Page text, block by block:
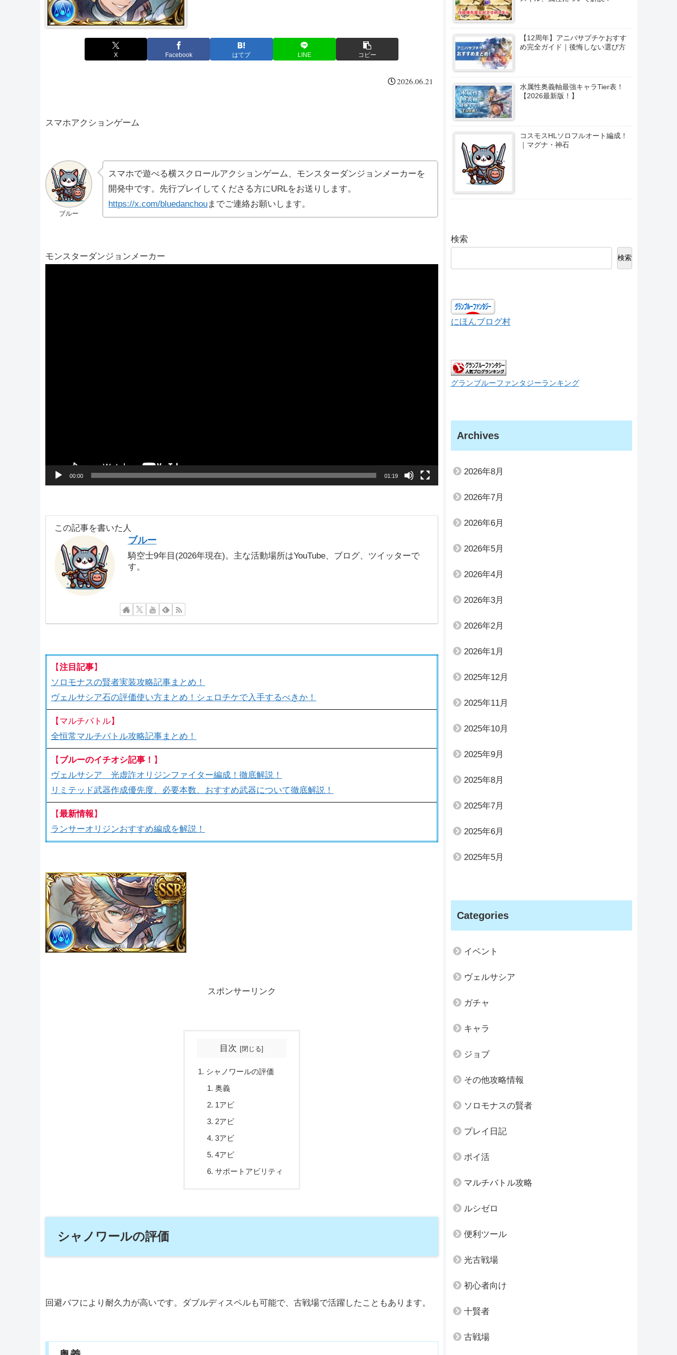
X Facebook はてブ LINE コピー
2026.06.21
スマホアクションゲーム
ブルー
スマホで遊べる横スクロールアクションゲーム、モンスターダンジョンメーカーを
開発中です。先行プレイしてくださる方にURLをお送りします。
https://x.com/bluedanchouまでご連絡お願いします。
モンスターダンジョンメーカー
00:00 01:19
この記事を書いた人
ブルー
騎空士9年目(2026年現在)。主な活動場所はYouTube、ブログ、ツイッターで
す。
【注目記事】
ソロモナスの賢者実装攻略記事まとめ！
ヴェルサシア石の評価使い方まとめ！シェロチケで入手するべきか！
【マルチバトル】
全恒常マルチバトル攻略記事まとめ！
【 ブルーのイチオシ記事！ 】
ヴェルサシア 光虚詐オリジンファイター編成！徹底解説！
リミテッド武器作成優先度、必要本数、おすすめ武器について徹底解説！
【最新情報 】
ランサーオリジンおすすめ編成を解説！
スポンサーリンク
目次
シャノワールの評価
奥義
1アビ
2アビ
3アビ
4アビ
サポートアビリティ
シャノワールの評価
回避バフにより耐久力が高いです。ダブルディスペルも可能で、古戦場で活躍したこともあります。
【12周年】アニバサプチケおすす
め完全ガイド｜後悔しない選び方
水属性奥義軸最強キャラTier表！
【2026最新版！】
コスモスHLソロフルオート編成！
｜マグナ・神石
検索
検索
にほんブログ村
グランブルーファンタジーランキング
Archives
2026年8月
2026年7月
2026年6月
2026年5月
2026年4月
2026年3月
2026年2月
2026年1月
2025年12月
2025年11月
2025年10月
2025年9月
2025年8月
2025年7月
2025年6月
2025年5月
Categories
イベント
ヴェルサシア
ガチャ
キャラ
ジョブ
その他攻略情報
ソロモナスの賢者
プレイ日記
ポイ活
マルチバトル攻略
ルシゼロ
便利ツール
光古戦場
初心者向け
十賢者
古戦場